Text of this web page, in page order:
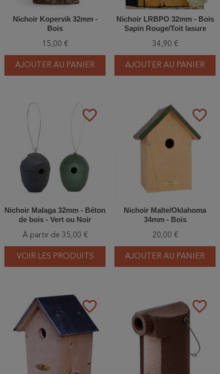
Nichoir Kopervik 32mm -
Bois
15,00 €
AJOUTER AU PANIER
Nichoir LRBPO 32mm - Bois
Sapin Rouge/Toit lasure
34,90 €
AJOUTER AU PANIER
favorite_border
Nichoir Malaga 32mm - Béton
de bois - Vert ou Noir
À partir de 35,00 €
VOIR LES PRODUITS
favorite_border
Nichoir Malte/Oklahoma
34mm - Bois
20,00 €
AJOUTER AU PANIER
favorite_border favorite_border